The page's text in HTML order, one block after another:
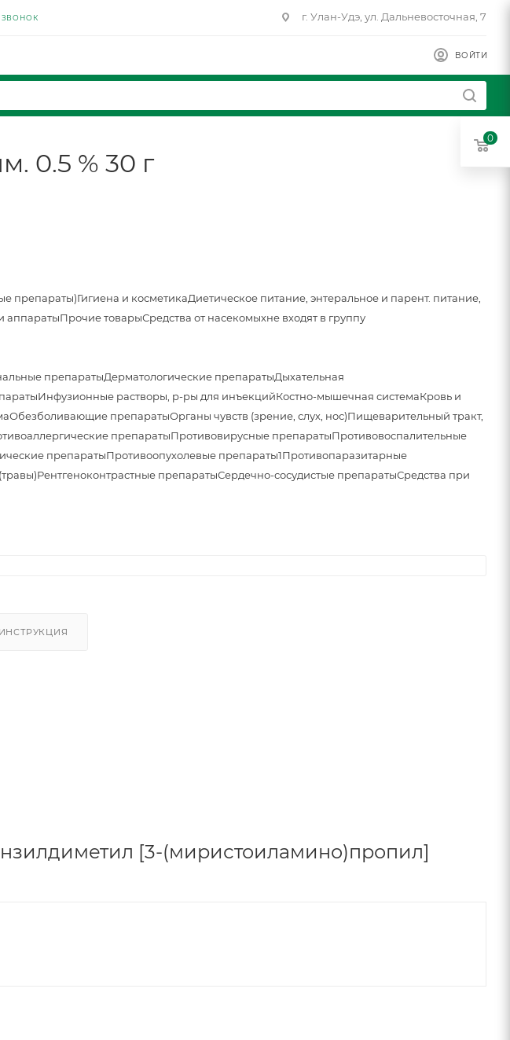
ЗВОНОК г. Улан-Удэ, ул. Дальневосточная, 7
ВОЙТИ
0.5 % 30 г
препараты)Гигиена и косметикаДиетическое питание, энтеральное и парент. питание,
аппаратыПрочие товарыСредства от насекомыхне входят в группу
препаратыДерматологические препаратыДыхательная
Инфузионные растворы, р-ры для инъекцийКостно-мышечная системаКровь и
Обезболивающие препаратыОрганы чувств (зрение, слух, нос)Пищеварительный тракт,
препаратыПротивовирусные препаратыПротивовоспалительные
препаратыПротивоопухолевые препараты1Противопаразитарные
Рентгеноконтрастные препаратыСердечно-сосудистые препаратыСредства при
[3-(миристоиламино)пропил]
0